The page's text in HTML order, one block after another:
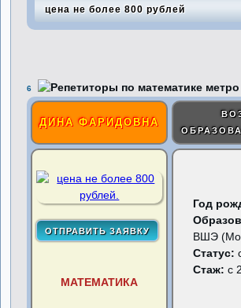
цена не более 800 рублей
6
ДИНА ФАРИДОВНА
МАТЕМАТИКА
Год
ВШЭ
Статус:
Стаж: с